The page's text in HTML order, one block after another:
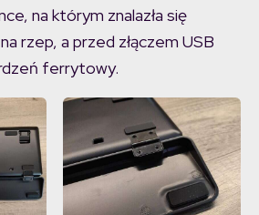
na którym znalazła się
rzep, a przed złączem USB
ferrytowy.